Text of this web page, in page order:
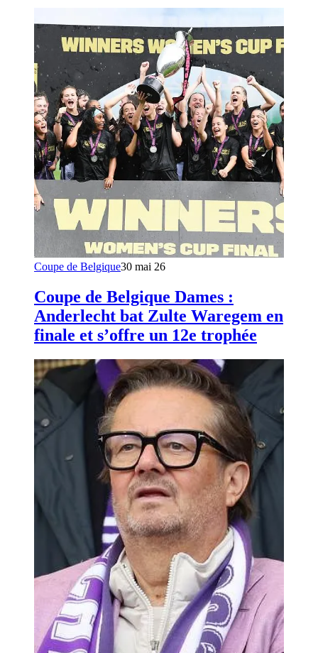
Coupe de Belgique30 mai 26
Coupe de Belgique Dames :
Anderlecht bat Zulte Waregem en
finale et s’offre un 12e trophée